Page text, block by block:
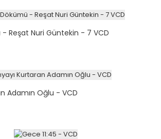
Reşat Nuri Güntekin - 7 VCD
Adamın Oğlu - VCD